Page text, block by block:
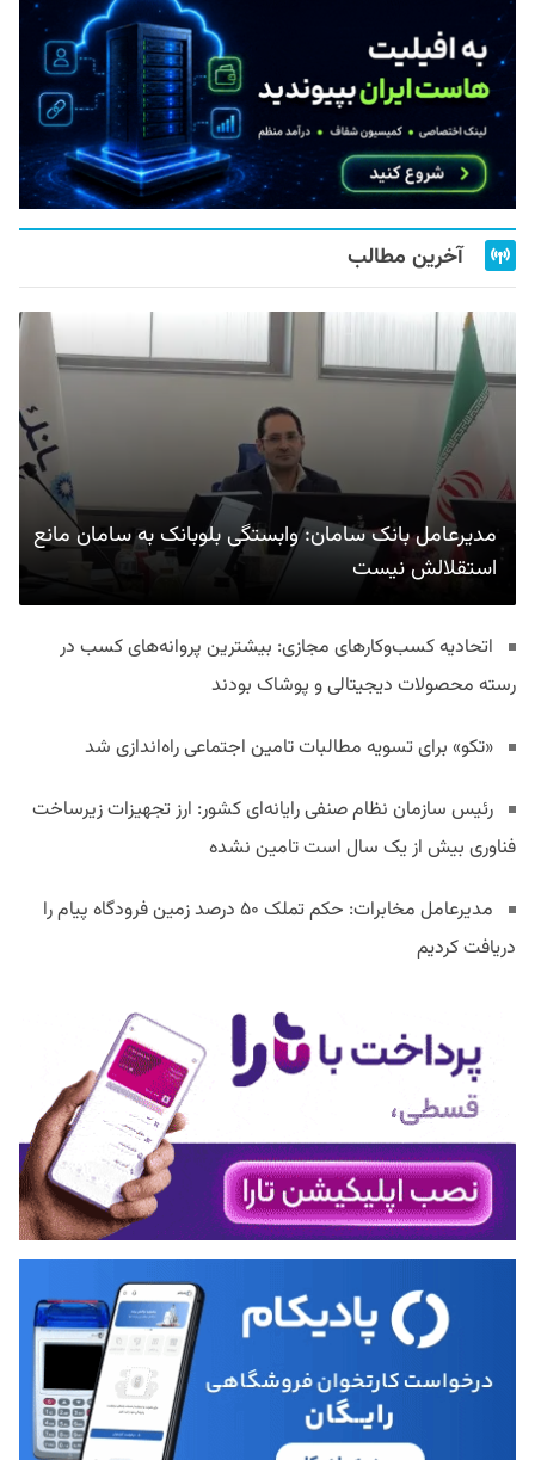
آخرین مطالب
مدیرعامل بانک سامان: وابستگی بلوبانک به سامان مانع
استقلالش نیست
اتحادیه کسب‌وکارهای مجازی: بیشترین پروانه‌های کسب در
رسته محصولات دیجیتالی و پوشاک بودند
«تکو» برای تسویه مطالبات تامین اجتماعی راه‌اندازی شد
رئیس سازمان نظام صنفی رایانه‌ای کشور: ارز تجهیزات زیرساخت
فناوری بیش از یک سال است تامین نشده
مدیرعامل مخابرات: حکم تملک ۵۰ درصد زمین فرودگاه پیام را
دریافت کردیم